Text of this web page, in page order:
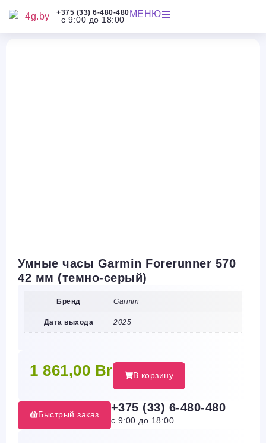
+375 (33) 6-480-480
с 9:00 до 18:00
МЕНЮ
Умные часы Garmin Forerunner 570
42 мм (темно-серый)
Бренд Garmin
Дата выхода 2025
1 861,00 Br В корзину
Быстрый заказ
+375 (33) 6-480-480
с 9:00 до 18:00